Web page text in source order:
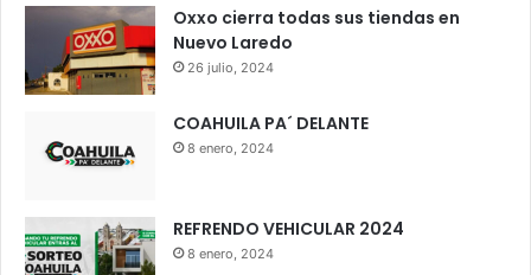
Oxxo cierra todas sus tiendas en
Nuevo Laredo
26 julio, 2024
COAHUILA PA´ DELANTE
8 enero, 2024
REFRENDO VEHICULAR 2024
8 enero, 2024